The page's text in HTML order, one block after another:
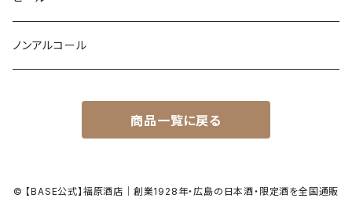
ノンアルコール
商品一覧に戻る
© 【BASE公式】福原酒店｜創業1928年・広島の日本酒・限定酒を全国通販